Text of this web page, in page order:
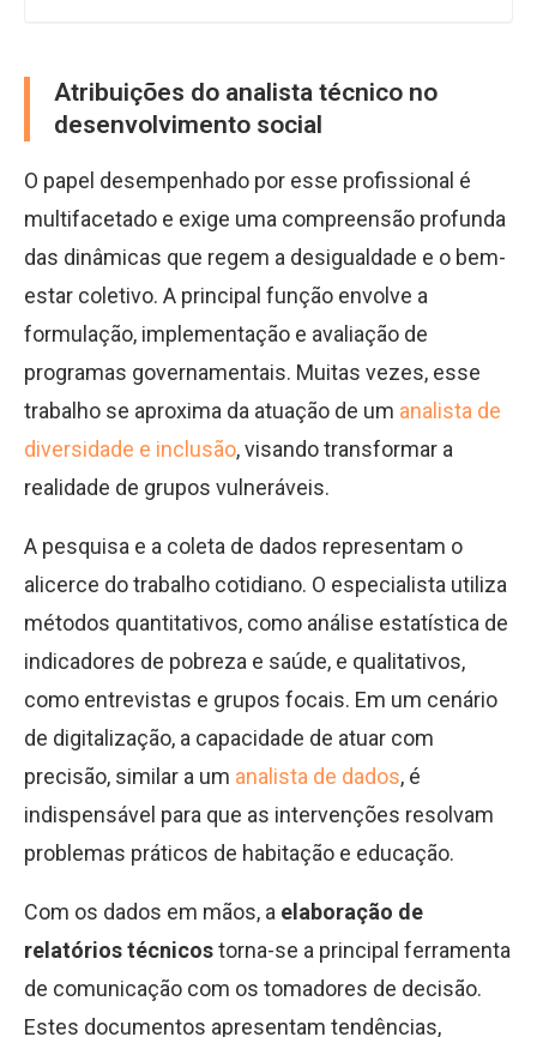
Atribuições do analista técnico no
desenvolvimento social
O papel desempenhado por esse profissional é
multifacetado e exige uma compreensão profunda
das dinâmicas que regem a desigualdade e o bem-
estar coletivo. A principal função envolve a
formulação, implementação e avaliação de
programas governamentais. Muitas vezes, esse
trabalho se aproxima da atuação de um analista de
diversidade e inclusão, visando transformar a
realidade de grupos vulneráveis.
A pesquisa e a coleta de dados representam o
alicerce do trabalho cotidiano. O especialista utiliza
métodos quantitativos, como análise estatística de
indicadores de pobreza e saúde, e qualitativos,
como entrevistas e grupos focais. Em um cenário
de digitalização, a capacidade de atuar com
precisão, similar a um analista de dados, é
indispensável para que as intervenções resolvam
problemas práticos de habitação e educação.
Com os dados em mãos, a elaboração de
relatórios técnicostorna-se a principal ferramenta
de comunicação com os tomadores de decisão.
Estes documentos apresentam tendências,